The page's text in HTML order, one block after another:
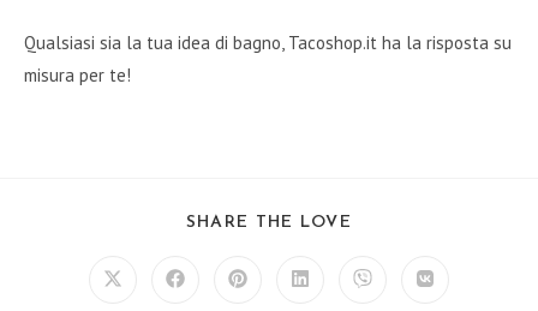
Qualsiasi sia la tua idea di bagno, Tacoshop.it ha la risposta su
misura per te!
SHARE THE LOVE
Opens Opens Opens Opens Opens Opens